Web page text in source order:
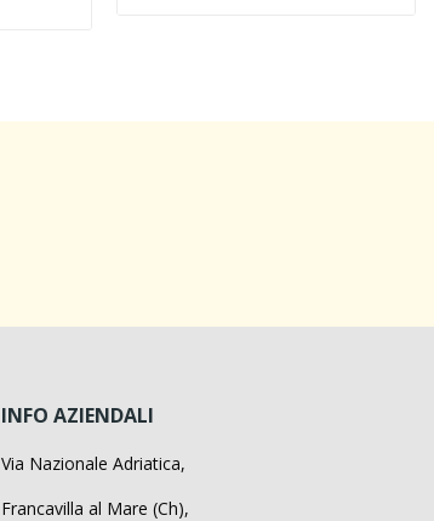
INFO AZIENDALI
Via Nazionale Adriatica,
Francavilla al Mare (Ch),